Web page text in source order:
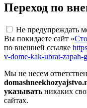
Переход по
Не предупреждать
Вы покидаете сайт «
по внешней ссылке
v-dome-kak-ubrat-zapah-
Мы не несем
указывать никаких
сайтах.